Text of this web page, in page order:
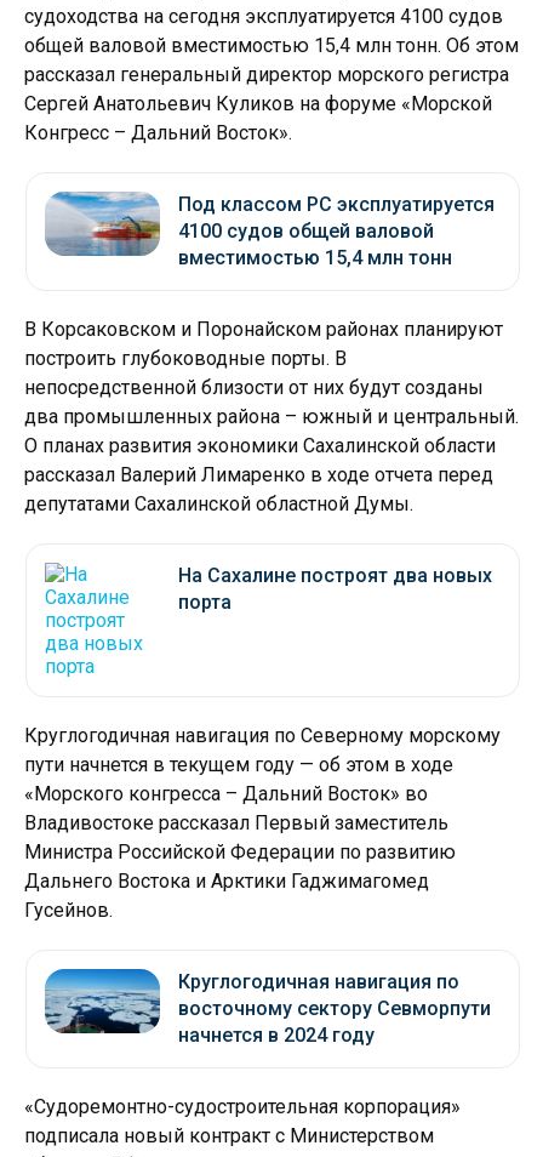
судоходства на сегодня эксплуатируется 4100 судов
общей валовой вместимостью 15,4 млн тонн. Об этом
рассказал генеральный директор морского регистра
Сергей Анатольевич Куликов на форуме «Морской
Конгресс – Дальний Восток».
Под классом РС эксплуатируется
4100 судов общей валовой
вместимостью 15,4 млн тонн
В Корсаковском и Поронайском районах планируют
построить глубоководные порты. В
непосредственной близости от них будут созданы
два промышленных района – южный и центральный.
О планах развития экономики Сахалинской области
рассказал Валерий Лимаренко в ходе отчета перед
депутатами Сахалинской областной Думы.
На Сахалине построят два новых
порта
Круглогодичная навигация по Северному морскому
пути начнется в текущем году — об этом в ходе
«Морского конгресса – Дальний Восток» во
Владивостоке рассказал Первый заместитель
Министра Российской Федерации по развитию
Дальнего Востока и Арктики Гаджимагомед
Гусейнов.
Круглогодичная навигация по
восточному сектору Севморпути
начнется в 2024 году
«Судоремонтно-судостроительная корпорация»
подписала новый контракт с Министерством